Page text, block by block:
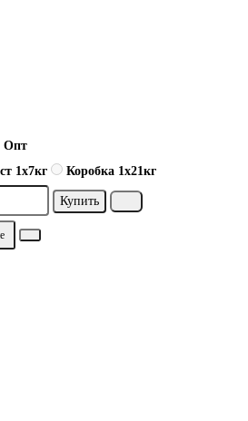
Опт
1x7кг Коробка 1x21кг
Купить